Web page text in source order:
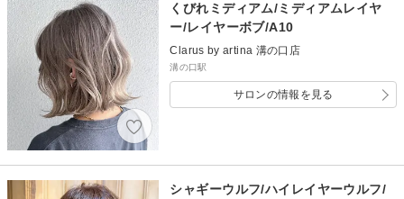
くびれミディアム/ミディアムレイヤ
ー/レイヤーボブ/A10
Clarus by artina 溝の口店
溝の口駅
サロンの情報を見る
シャギーウルフ/ハイレイヤーウルフ/